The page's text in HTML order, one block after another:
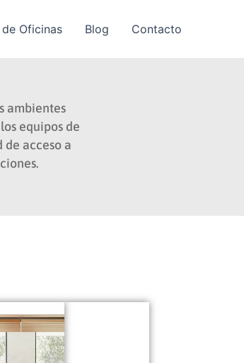
Oficinas Blog Contacto
ambientes
equipos de
acceso a